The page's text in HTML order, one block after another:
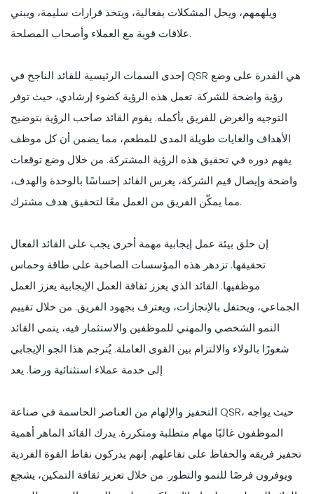
ويلهمهم، ويحل المشكلات بفعالية، ويتخذ قرارات سليمة، ويبني
علاقات قوية مع العملاء وأصحاب المصلحة.
إحدى السمات الرئيسية للقائد الناجح في QSR هي القدرة على وضع
رؤية واضحة للشركة. تعمل هذه الرؤية كضوء إرشادي، حيث توفر
التوجيه والغرض للفريق بأكمله. يقوم القائد صاحب الرؤية بتوضيح
الأهداف والغايات طويلة المدى للمطعم، مما يضمن أن كل موظف
يفهم دوره في تحقيق هذه الرؤية المشتركة. من خلال وضع توقعات
واضحة وإيصال قيم الشركة، يغرس القائد إحساسًا بالوحدة والهدف،
مما يمكّن الفريق من العمل معًا لتحقيق هدف مشترك.
إن خلق بيئة عمل إيجابية مهمة أخرى يجب على القائد الفعال
تحقيقها. تزدهر هذه المؤسسات الصاخبة على طاقة وحماس
موظفيها. القائد الذي يعزز ثقافة العمل الإيجابية يعزز العمل
الجماعي، ويحتفل بالإنجازات، ويعترف بجهود الفريق. من خلال تقييم
النمو الشخصي والمهني للموظفين والاستثمار فيه، ينمي القائد
شعورًا بالولاء والالتزام بين القوى العاملة. يُترجم هذا الجو الإيجابي
إلى خدمة عملاء استثنائية ورضا. يعد
التحفيز والإلهام من العناصر الحاسمة في صناعة QSR، حيث يواجه
الموظفون غالبًا مهام متطلبة ومتكررة. يدرك القائد الماهر أهمية
تحفيز فريقه والحفاظ على تفاعلهم. إنهم يدركون نقاط القوة الفردية
ويوفرون فرصًا للنمو والتطور. من خلال تعزيز ثقافة التمكين، يشجع